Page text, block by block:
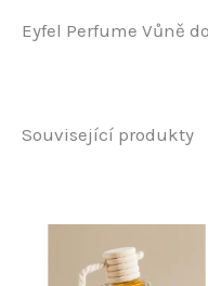
Eyfel Perfume Vůně
Související produkty